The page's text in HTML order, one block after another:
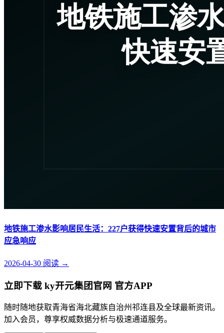
地铁施工渗水影响居民生活：227户获得快速安置背后的城市
应急响应
2026-04-30 阅读 →
立即下载 ky开元集团官网 官方APP
随时随地获取青海省海北藏族自治州祁连县及全球最新资讯。
加入会员，尊享权威数据分析与极速通道服务。